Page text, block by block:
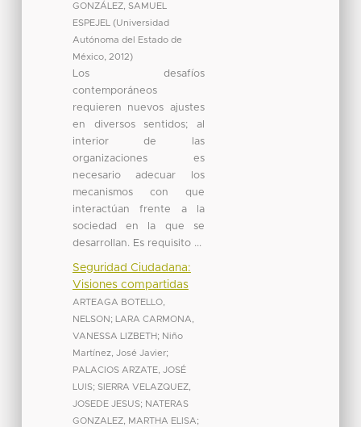
GONZÁLEZ, SAMUEL
ESPEJEL
(Universidad
Autónoma del Estado de
México, 2012)
Los desafíos
contemporáneos
requieren nuevos ajustes
en diversos sentidos; al
interior de las
organizaciones es
necesario adecuar los
mecanismos con que
interactúan frente a la
sociedad en la que se
desarrollan. Es requisito ...
Seguridad Ciudadana:
Visiones compartidas
ARTEAGA BOTELLO,
NELSON ;
LARA CARMONA,
VANESSA LIZBETH; Niño
Martínez, José Javier;
PALACIOS ARZATE, JOSÉ
LUIS; SIERRA VELAZQUEZ,
JOSEDE JESUS; NATERAS
GONZALEZ, MARTHA ELISA;